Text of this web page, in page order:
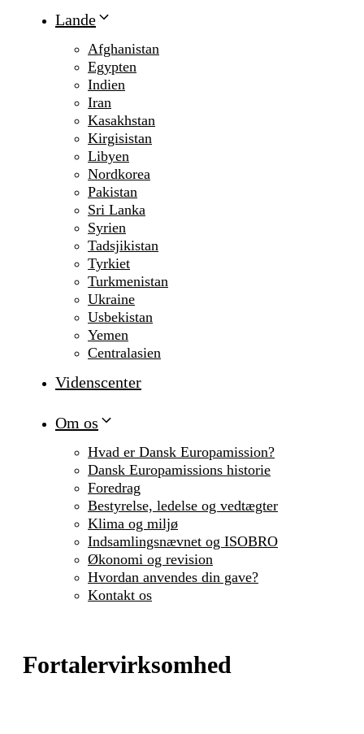
Lande
Afghanistan
Egypten
Indien
Iran
Kasakhstan
Kirgisistan
Libyen
Nordkorea
Pakistan
Sri Lanka
Syrien
Tadsjikistan
Tyrkiet
Turkmenistan
Ukraine
Usbekistan
Yemen
Centralasien
Videnscenter
Om os
Hvad er Dansk Europamission?
Dansk Europamissions historie
Foredrag
Bestyrelse, ledelse og vedtægter
Klima og miljø
Indsamlingsnævnet og ISOBRO
Økonomi og revision
Hvordan anvendes din gave?
Kontakt os
Fortalervirksomhed